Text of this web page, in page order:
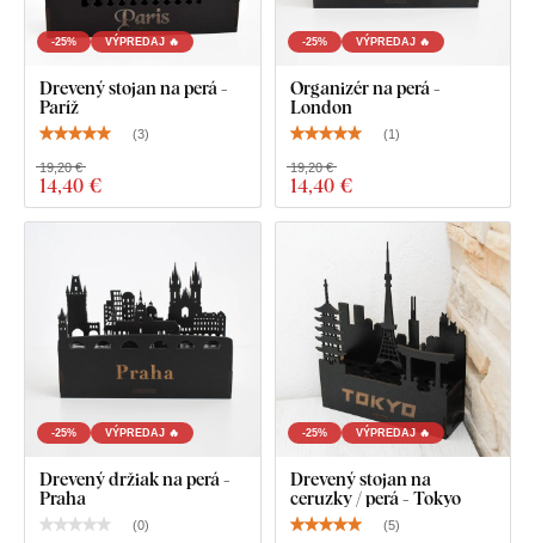
-25% VÝPREDAJ 🔥
Drevený stojan na perá -
Paríž
(3)
14,40 €
19,20 €
-25% VÝPREDAJ 🔥
Organizér na perá -
London
(1)
14,40 €
19,20 €
-25% VÝPREDAJ 🔥
Drevený držiak na perá -
Praha
(0)
-25% VÝPREDAJ 🔥
Drevený stojan na
ceruzky / perá - Tokyo
(5)